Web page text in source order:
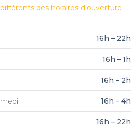
des horaires d'ouverture
16h – 22h
16h – 1h
16h – 2h
16h – 4h
16h – 22h